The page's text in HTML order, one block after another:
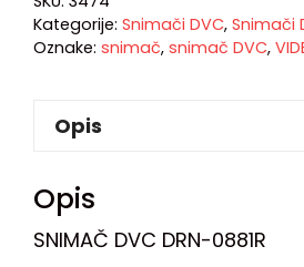
Kategorije: Snimači DVC, Snimači
Oznake: snimač, snimač DVC,
Opis
Opis
SNIMAČ DVC DRN-0881R